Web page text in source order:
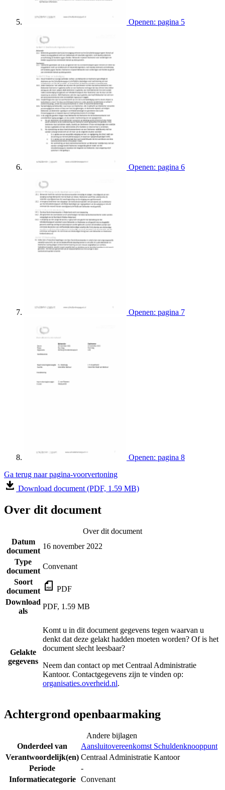
Openen: pagina 5
Openen: pagina 6
Openen: pagina 7
Openen: pagina 8
Ga terug naar pagina-voorvertoning
Download document (PDF, 1.59 MB)
Over dit document
Over dit document
Datum
document
16 november 2022
Type
document
Convenant
Soort
document
PDF
Download
als
PDF, 1.59 MB
Gelakte
gegevens
Komt u in dit document gegevens tegen waarvan u
denkt dat deze gelakt hadden moeten worden? Of is het
document slecht leesbaar?
Neem dan contact op met Centraal Administratie
Kantoor. Contactgegevens zijn te vinden op:
organisaties.overheid.nl.
Achtergrond openbaarmaking
Andere bijlagen
Onderdeel van
Aansluitovereenkomst Schuldenknooppunt
Verantwoordelijk(en) Centraal Administratie Kantoor
Periode
-
Informatiecategorie
Convenant